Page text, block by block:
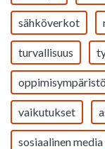
sähköverkot
turvallisuus
oppimisympäristö
vaikutukset
sosiaalinen media